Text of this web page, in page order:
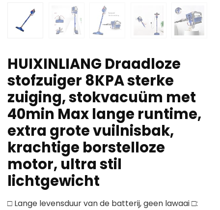
HUIXINLIANG Draadloze
stofzuiger 8KPA sterke
zuiging, stokvacuüm met
40min Max lange runtime,
extra grote vuilnisbak,
krachtige borstelloze
motor, ultra stil
lichtgewicht
□ Lange levensduur van de batterij, geen lawaai □: